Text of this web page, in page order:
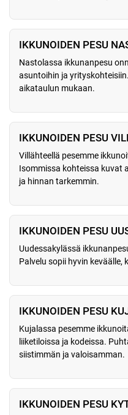
IKKUNOIDEN PESU
Nastolassa ikkunanpesu
asuntoihin ja
aikataulun mukaan.
IKKUNOIDEN PESU
Villähteellä pesemme
Isommissa kohteissa kuvat
ja hinnan tarkemmin.
IKKUNOIDEN PESU
Uudessakylässä
Palvelu sopii hyvin
IKKUNOIDEN PESU
Kujalassa pesemme
liiketiloissa ja kodeissa.
siistimmän ja valoisamman.
IKKUNOIDEN PESU